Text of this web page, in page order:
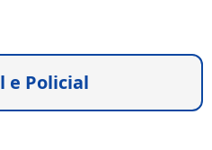
e Policial